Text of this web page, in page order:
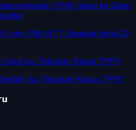
CPMI Ilegal ke Qatar
Irak, PMI NTT Dipaksa Kerja 20
Isu Tebusan Kasus TPPO
Isu Tebusan Kasus TPPO